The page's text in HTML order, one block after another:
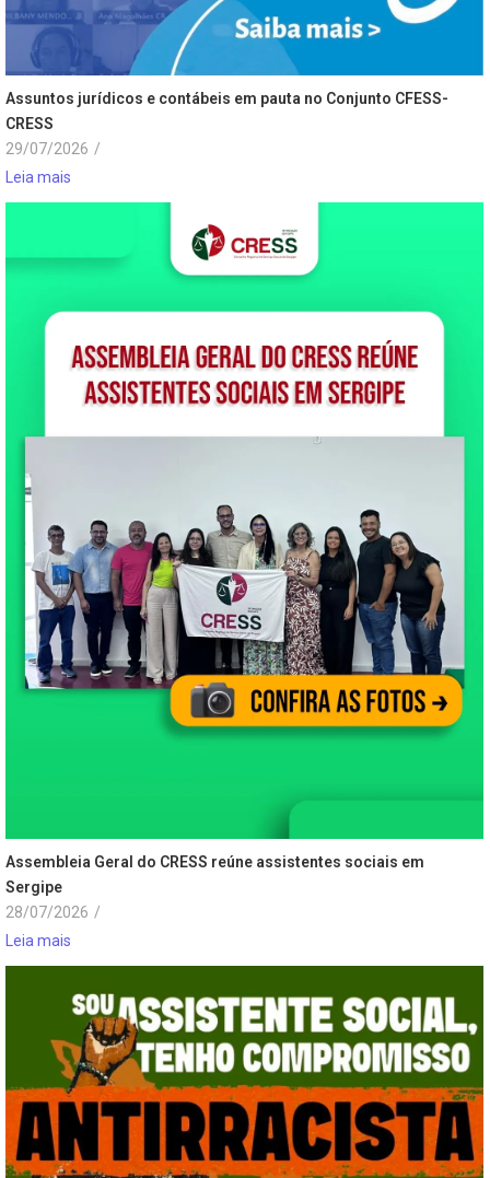
Assuntos jurídicos e contábeis em pauta no Conjunto CFESS-
CRESS
29/07/2026 /
Leia mais
Assembleia Geral do CRESS reúne assistentes sociais em
Sergipe
28/07/2026 /
Leia mais